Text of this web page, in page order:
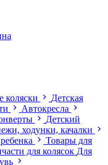
коляски
Детская
Автокресла
Детский
ходунки, качалки
Товары для
для колясок Для